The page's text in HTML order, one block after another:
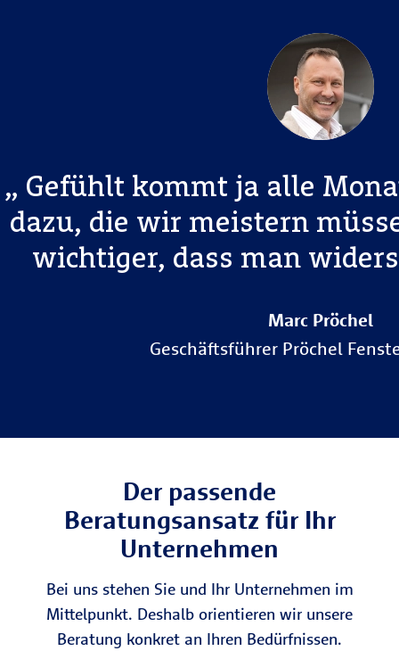
Gefühlt kommt ja alle
dazu, die wir meistern
wichtiger, dass man
Marc Pröchel
Geschäftsführer Pröchel
Der passende
Beratungsansatz für Ihr
Unternehmen
Bei uns stehen Sie und Ihr Unternehmen im
Mittelpunkt. Deshalb orientieren wir unsere
Beratung konkret an Ihren Bedürfnissen.